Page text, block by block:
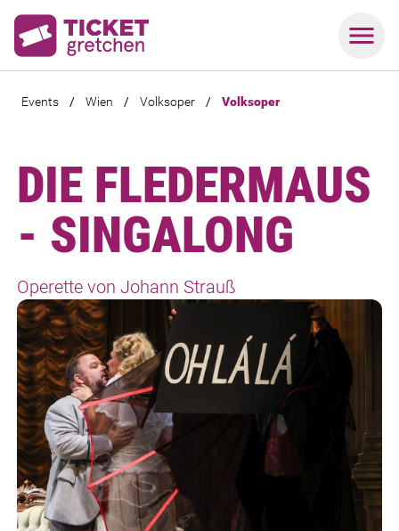
Events / Wien / Volksoper / Volksoper
DIE FLEDERMAUS
- SINGALONG
Operette von Johann Strauß